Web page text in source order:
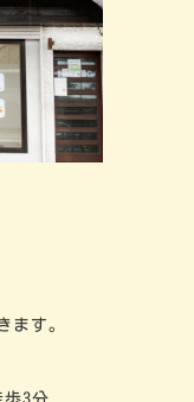
ます。
歩3分